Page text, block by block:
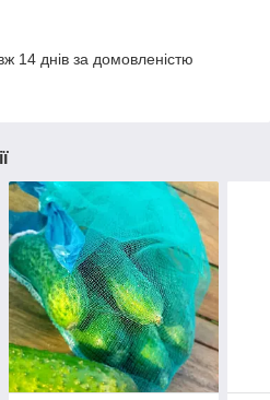
14 днів за домовленістю